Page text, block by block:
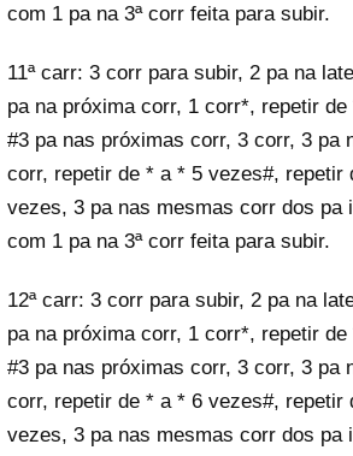
com 1 pa na 3ª corr feita para subir.
11ª carr: 3 corr para subir, 2 pa na
pa na próxima corr, 1 corr*, repetir
#3 pa nas próximas corr, 3 corr, 3 pa
corr, repetir de * a * 5 vezes#, repetir
vezes, 3 pa nas mesmas corr dos pa
com 1 pa na 3ª corr feita para subir.
12ª carr: 3 corr para subir, 2 pa na
pa na próxima corr, 1 corr*, repetir
#3 pa nas próximas corr, 3 corr, 3 pa
corr, repetir de * a * 6 vezes#, repetir
vezes, 3 pa nas mesmas corr dos pa